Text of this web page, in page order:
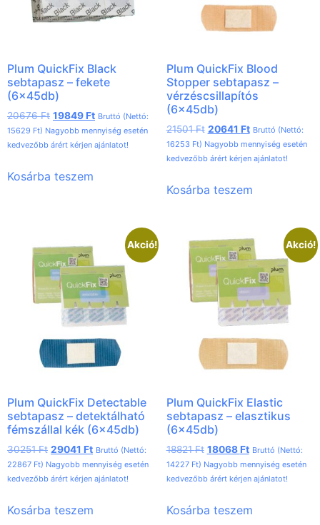
Plum QuickFix Black
sebtapasz – fekete
(6x45db)
20676Ft 19849Ft Bruttó (Nettó:
15629 Ft) Nagyobb mennyiség esetén
kedvezőbb árért kérjen ajánlatot!
Kosárba teszem
Plum QuickFix Blood
Stopper sebtapasz –
vérzéscsillapítós
(6x45db)
21501Ft 20641 Ft Bruttó (Nettó:
16253 Ft) Nagyobb mennyiség esetén
kedvezőbb árért kérjen ajánlatot!
Kosárba teszem
Akció!
Plum QuickFix Detectable
sebtapasz – detektálható
fémszállal kék (6x45db)
30251Ft 29041 Ft Bruttó (Nettó:
22867 Ft) Nagyobb mennyiség esetén
kedvezőbb árért kérjen ajánlatot!
Kosárba teszem
Akció!
Plum QuickFix Elastic
sebtapasz – elasztikus
(6x45db)
18821Ft 18068Ft Bruttó (Nettó:
14227 Ft) Nagyobb mennyiség esetén
kedvezőbb árért kérjen ajánlatot!
Kosárba teszem